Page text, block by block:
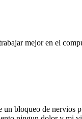
mejor en el
bloqueo de nervios